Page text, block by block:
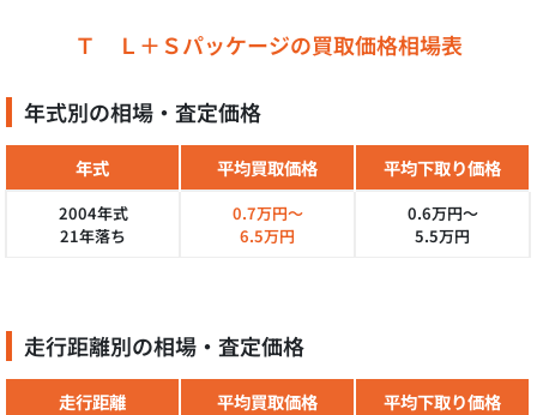
Ｔ Ｌ＋Ｓパッケージの買取価格相場表
年式別の相場・査定価格
年式 平均買取価格 平均下取り価格
2004年式
21年落ち
0.7万円～
6.5万円
0.6万円～
5.5万円
走行距離別の相場・査定価格
走行距離 平均買取価格 平均下取り価格